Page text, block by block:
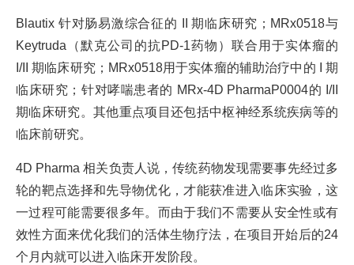
Blautix 针对肠易激综合征的 II 期临床研究；MRx0518与
Keytruda（默克公司的抗PD-1药物）联合用于实体瘤的
I/II 期临床研究；MRx0518用于实体瘤的辅助治疗中的 I 期
临床研究；针对哮喘患者的 MRx-4D PharmaP0004的 I/II
期临床研究。其他重点项目还包括中枢神经系统疾病等的
临床前研究。
4D Pharma 相关负责人说，传统药物发现需要事先经过多
轮的靶点选择和先导物优化，才能获准进入临床实验，这
一过程可能需要很多年。而由于我们不需要从安全性或有
效性方面来优化我们的活体生物疗法，在项目开始后的24
个月内就可以进入临床开发阶段。